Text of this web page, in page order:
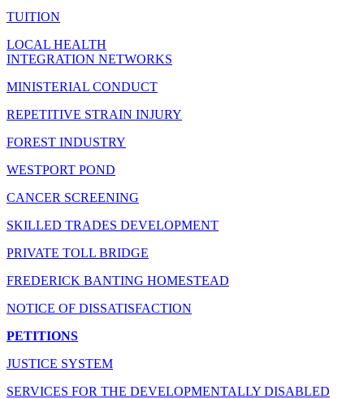
TUITION
LOCAL HEALTH
INTEGRATION NETWORKS
MINISTERIAL CONDUCT
REPETITIVE STRAIN INJURY
FOREST INDUSTRY
WESTPORT POND
CANCER SCREENING
SKILLED TRADES DEVELOPMENT
PRIVATE TOLL BRIDGE
FREDERICK BANTING HOMESTEAD
NOTICE OF DISSATISFACTION
PETITIONS
JUSTICE SYSTEM
SERVICES FOR THE DEVELOPMENTALLY DISABLED